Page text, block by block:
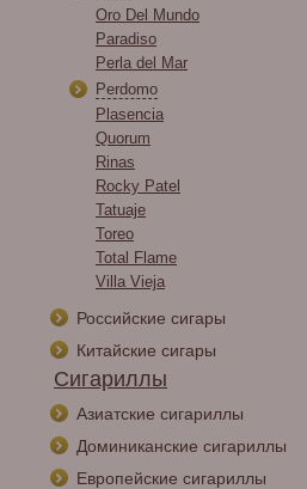
Oro Del Mundo
Paradiso
Perla del Mar
Perdomo
Plasencia
Quorum
Rinas
Rocky Patel
Tatuaje
Toreo
Total Flame
Villa Vieja
Российские сигары
Китайские сигары
Сигариллы
Азиатские сигариллы
Доминиканские сигариллы
Европейские сигариллы
Каттер Lotus JAWS V-
Cutter Serrated Matte
Metallic Brown &
Copper 64 RG
CUTV108